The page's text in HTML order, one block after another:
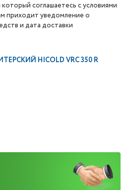
соглашаетесь с условиями
приходит уведомление о
и дата доставки
HICOLD VRC 350 R